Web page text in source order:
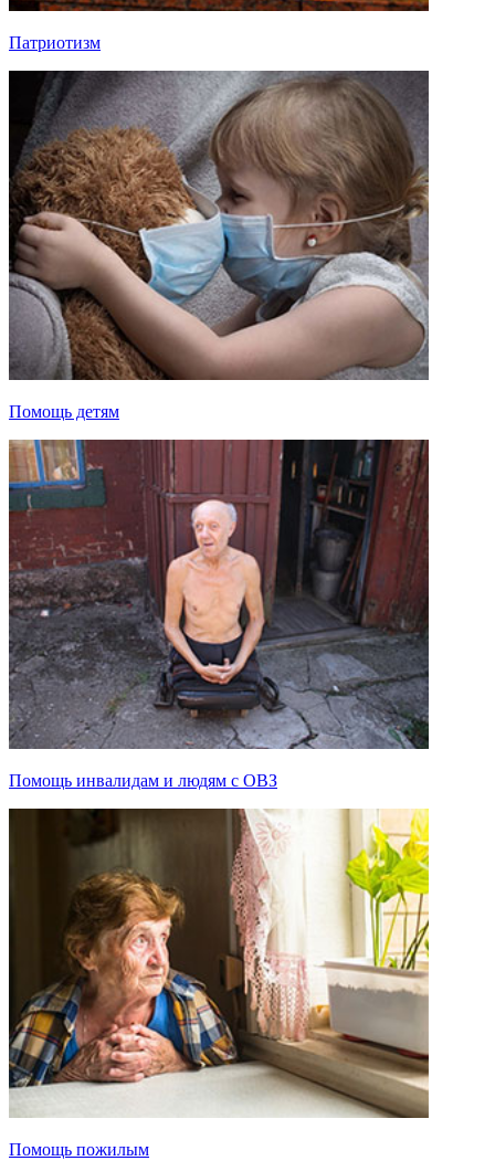
Патриотизм
Помощь детям
Помощь инвалидам и людям с ОВЗ
Помощь пожилым